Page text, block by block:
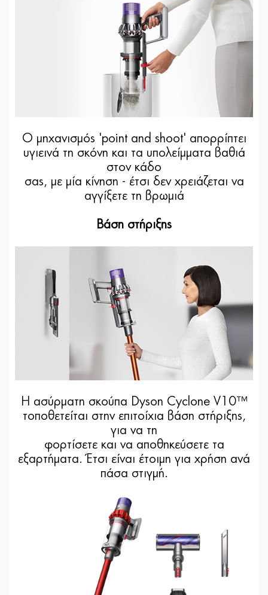
Ο μηχανισμός 'point and shoot' απορρίπτει
υγιεινά τη σκόνη και τα υπολείμματα βαθιά
στον κάδο
σας, με μία κίνηση - έτσι δεν χρειάζεται να
αγγίξετε τη βρωμιά
Βάση στήριξης
Η ασύρματη σκούπα Dyson Cyclone V10™
τοποθετείται στην επιτοίχια βάση στήριξης,
για να τη
φορτίσετε και να αποθηκεύσετε τα
εξαρτήματα. Έτσι είναι έτοιμη για χρήση ανά
πάσα στιγμή.